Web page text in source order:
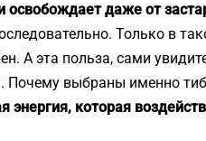
даже от
Только в
А эта польза, сами
Почему выбраны именно
энергия, которая